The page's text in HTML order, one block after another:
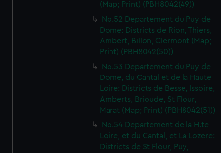
(Map; Print) (PBH8042(49))
No.52 Departement du Puy de
Dome: Districts de Rion, Thiers,
Ambert, Billon, Clermont (Map;
Print) (PBH8042(50))
No.53 Departement du Puy de
Dome, du Cantal et de la Haute
Loire: Districts de Besse, Issoire,
Amberts, Brioude, St Flour,
Marat (Map; Print) (PBH8042(51))
No.54 Departement de la H.te
Loire, et du Cantal, et La Lozere:
Districts de St Flour, Puy,